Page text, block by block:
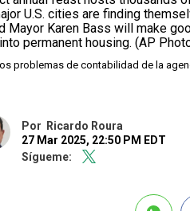
problemas de contabilidad de la
Por
Ricardo Roura
27 Mar 2025, 22:50 PM EDT
Sígueme: